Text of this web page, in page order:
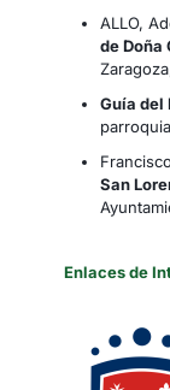
ALLO,
de Doña
Guía del
San
Enlaces de